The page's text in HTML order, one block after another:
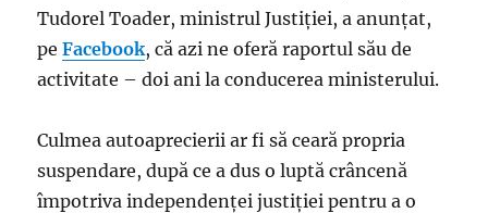
util
o
pârăște
în
Financial
Times
Tudorel Toader, ministrul Justiţiei, a anunțat,
peFacebook, că azi ne oferă raportul său de
activitate – doi ani la conducerea ministerului.
Culmea autoaprecierii ar fi să ceară propria
suspendare, după ce a dus o luptă crâncenă
împotriva independenței justiției pentru a o